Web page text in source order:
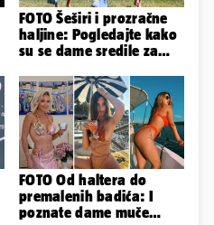
FOTO Šeširi i prozračne
haljine: Pogledajte kako
su se dame sredile za
FOTO Od haltera do
premalenih badića: I
poznate dame muče